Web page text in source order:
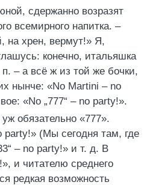
сдержанно возразят
всемирного напитка. –
на хрен, вермут!» Я,
конечно, итальяшка
– а всё ж из той же бочки,
нынче: «No Martini – no
«No „777“ – no party!».
обязательно «777».
(Мы сегодня там, где
– no party!» и т. д. В
и читателю среднего
редкая возможность